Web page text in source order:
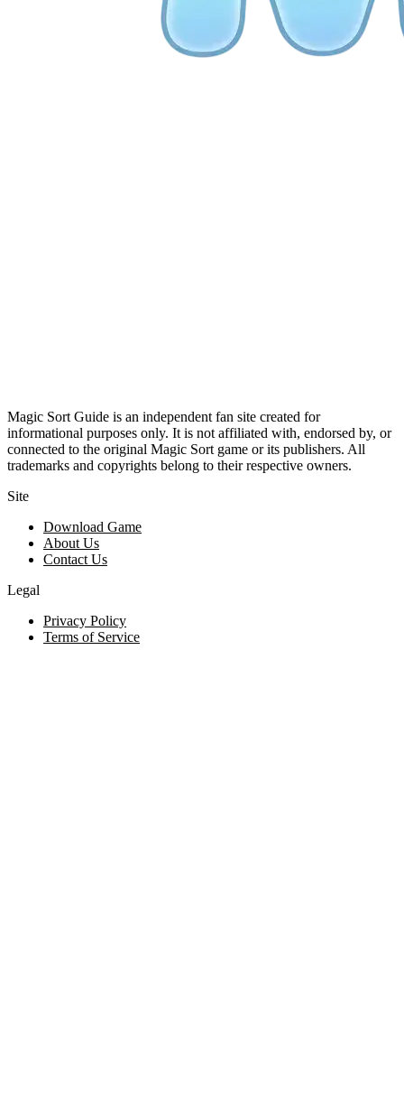
Magic Sort Guide is an independent fan site created for
informational purposes only. It is not affiliated with, endorsed by, or
connected to the original Magic Sort game or its publishers. All
trademarks and copyrights belong to their respective owners.
Site
Download Game
About Us
Contact Us
Legal
Privacy Policy
Terms of Service